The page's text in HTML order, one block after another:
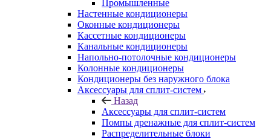
Промышленные
Настенные кондиционеры
Оконные кондиционеры
Кассетные кондиционеры
Канальные кондиционеры
Напольно-потолочные кондиционеры
Колонные кондиционеры
Кондиционеры без наружного блока
Аксессуары для сплит-систем
Назад
Аксессуары для сплит-систем
Помпы дренажные для сплит-систем
Распределительные блоки